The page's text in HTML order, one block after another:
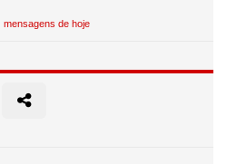
mensagens de hoje